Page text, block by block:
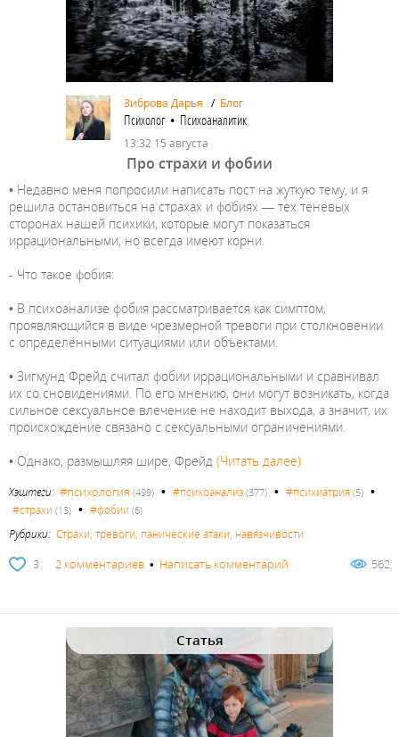
Зиброва Дарья / Блог
Психолог • Психоаналитик
13:32 15 августа
Про страхи и фобии
• Недавно меня попросили написать пост на жуткую тему, и я
решила остановиться на страхах и фобиях — тех теневых
сторонах нашей психики, которые могут показаться
иррациональными, но всегда имеют корни.
- Что такое фобия:
• В психоанализе фобия рассматривается как симптом,
проявляющийся в виде чрезмерной тревоги при столкновении
с определёнными ситуациями или объектами.
• Зигмунд Фрейд считал фобии иррациональными и сравнивал
их со сновидениями. По его мнению, они могут возникать, когда
сильное сексуальное влечение не находит выхода, а значит, их
происхождение связано с сексуальными ограничениями.
• Однако, размышляя шире, Фрейд (Читать далее)
Хэштеги: #психология (499) • #психоанализ (377) • #психиатрия (5) •
#страхи (13) • #фобии (6)
Рубрики: Страхи, тревоги, панические атаки, навязчивости
3 2 комментариев • Написать комментарий 562
Статья